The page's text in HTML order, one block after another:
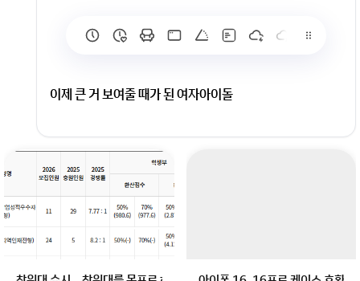
이제 큰 거 보여줄 때가 된 여자아이돌
회원가입 혹은 광고 [X]를 누르면 내용이 보입니다